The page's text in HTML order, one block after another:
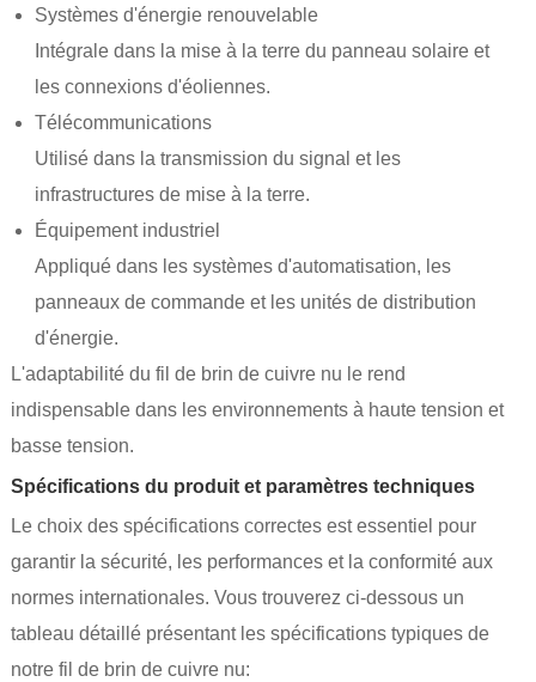
Systèmes d'énergie renouvelable
Intégrale dans la mise à la terre du panneau solaire et
les connexions d'éoliennes.
Télécommunications
Utilisé dans la transmission du signal et les
infrastructures de mise à la terre.
Équipement industriel
Appliqué dans les systèmes d'automatisation, les
panneaux de commande et les unités de distribution
d'énergie.
L'adaptabilité du fil de brin de cuivre nu le rend
indispensable dans les environnements à haute tension et
basse tension.
Spécifications du produit et paramètres techniques
Le choix des spécifications correctes est essentiel pour
garantir la sécurité, les performances et la conformité aux
normes internationales. Vous trouverez ci-dessous un
tableau détaillé présentant les spécifications typiques de
notre fil de brin de cuivre nu: